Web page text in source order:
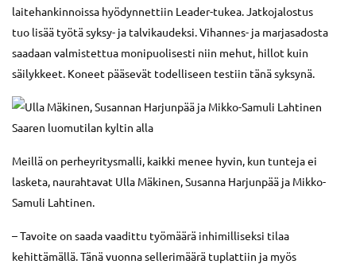
laitehankinnoissa hyödynnettiin Leader-tukea. Jatkojalostus
tuo lisää työtä syksy- ja talvikaudeksi. Vihannes- ja marjasadosta
saadaan valmistettua monipuolisesti niin mehut, hillot kuin
säilykkeet. Koneet pääsevät todelliseen testiin tänä syksynä.
Meillä on perheyritysmalli, kaikki menee hyvin, kun tunteja ei
lasketa, naurahtavat Ulla Mäkinen, Susanna Harjunpää ja Mikko-
Samuli Lahtinen.
– Tavoite on saada vaadittu työmäärä inhimilliseksi tilaa
kehittämällä. Tänä vuonna sellerimäärä tuplattiin ja myös